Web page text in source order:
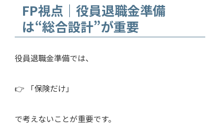
FP視点｜役員退職金準備
は“総合設計”が重要
役員退職金準備では、
👉 「保険だけ」
で考えないことが重要です。